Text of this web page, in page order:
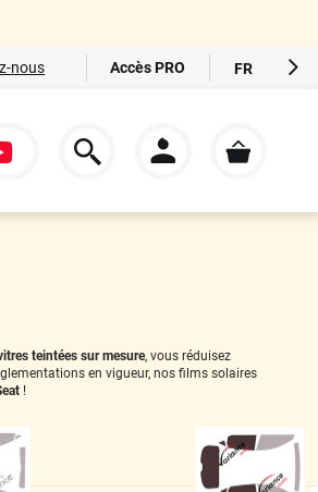
nous Accès PRO FR
DE
teintées sur mesure, vous réduisez
en vigueur, nos films solaires
!